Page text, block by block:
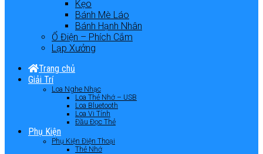
Kẹo
Bánh Mè Láo
Bánh Hạnh Nhân
Ổ Điện – Phích Cắm
Lạp Xưởng
Trang chủ
Giải Trí
Loa Nghe Nhạc
Loa Thẻ Nhớ – USB
Loa Bluetooth
Loa Vi Tính
Đầu Đọc Thẻ
Phụ Kiện
Phụ Kiện Điện Thoại
Thẻ Nhớ